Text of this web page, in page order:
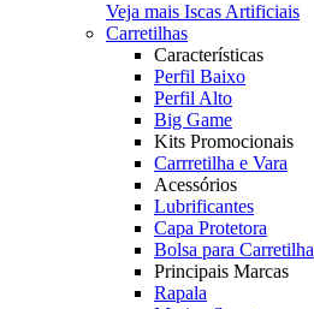
Veja mais Iscas Artificiais
Carretilhas
Características
Perfil Baixo
Perfil Alto
Big Game
Kits Promocionais
Carrretilha e Vara
Acessórios
Lubrificantes
Capa Protetora
Bolsa para Carretilha
Principais Marcas
Rapala